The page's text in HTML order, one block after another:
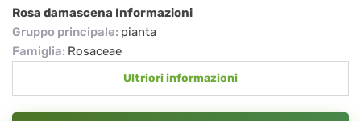
Rosa damascena Informazioni
Gruppo principale: pianta
Famiglia: Rosaceae
Ultriori informazioni